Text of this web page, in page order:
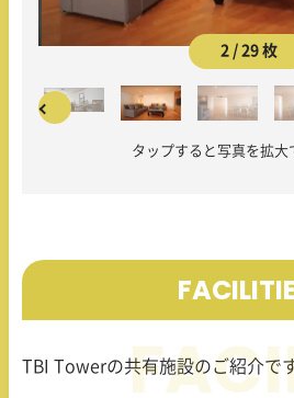
2 / 29 枚
タップすると写真を拡大
TBI Towerの共有施設のご紹介で